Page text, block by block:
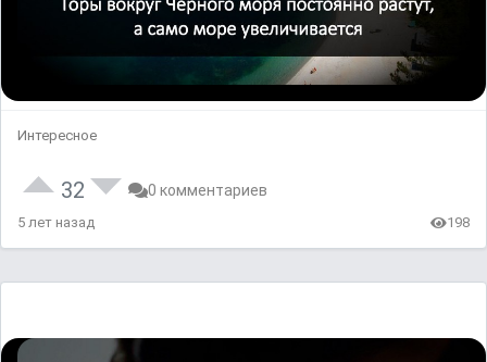
Интересное
32 0 комментариев
5 лет назад 198